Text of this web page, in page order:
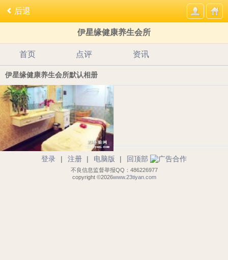
后退
伊星缘健康养生会所
首页 点评 资讯
伊星缘健康养生会所默认相册
登录 | 注册 | 电脑版 | 回顶部
不良信息监督举报QQ：486226977
copyright ©2026www.23tiyan.com